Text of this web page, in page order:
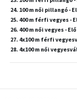
24. 100 m női pillangó -
25. 400 m férfi vegyes -
26. 400 m női vegyes -
27. 4x100 m férfi
28. 4x100 m női